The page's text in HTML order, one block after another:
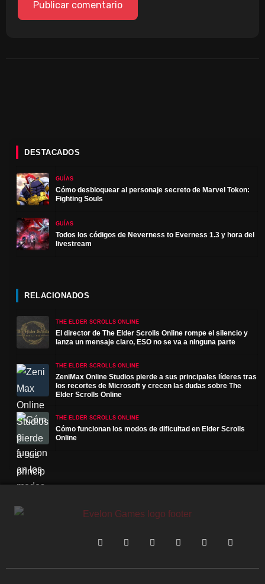
DESTACADOS
GUÍAS
Cómo desbloquear al personaje secreto de Marvel Tokon:
Fighting Souls
GUÍAS
Todos los códigos de Neverness to Everness 1.3 y hora del
livestream
RELACIONADOS
THE ELDER SCROLLS ONLINE
El director de The Elder Scrolls Online rompe el silencio y
lanza un mensaje claro, ESO no se va a ninguna parte
THE ELDER SCROLLS ONLINE
ZeniMax Online Studios pierde a sus principales líderes tras
los recortes de Microsoft y crecen las dudas sobre The
Elder Scrolls Online
THE ELDER SCROLLS ONLINE
Cómo funcionan los modos de dificultad en Elder Scrolls
Online